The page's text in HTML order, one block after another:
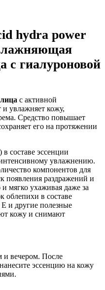
hydra power
с гиалуроновой
с активной
и увлажняет кожу,
Средство повышает
его на протяжении
составе эссенции
увлажнению.
компонентов для
появления раздражений и
мягко ухаживая даже за
облепихи в составе
и другие полезные
кожу и снимают
и вечером. После
эссенцию на кожу